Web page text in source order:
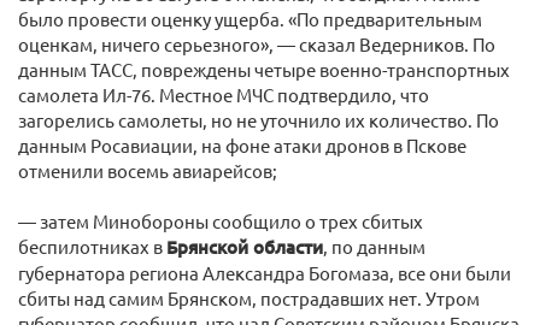
было провести оценку ущерба. «По предварительным
оценкам, ничего серьезного», — сказал Ведерников. По
данным ТАСС, повреждены четыре военно-транспортных
самолета Ил-76. Местное МЧС подтвердило, что
загорелись самолеты, но не уточнило их количество. По
данным Росавиации, на фоне атаки дронов в Пскове
отменили восемь авиарейсов;
— затем Минобороны сообщило о трех сбитых
беспилотниках в Брянской области, по данным
губернатора региона Александра Богомаза, все они были
сбиты над самим Брянском, пострадавших нет. Утром